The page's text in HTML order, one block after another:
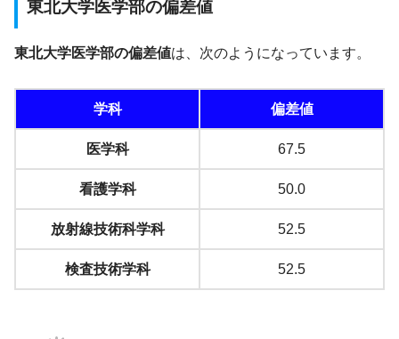
東北大学医学部の偏差値
東北大学医学部の偏差値は、次のようになっています。
学科 偏差値
医学科 67.5
看護学科 50.0
放射線技術科学科 52.5
検査技術学科 52.5